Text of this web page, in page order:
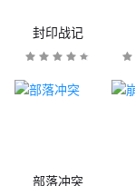
封印战记
部落冲突